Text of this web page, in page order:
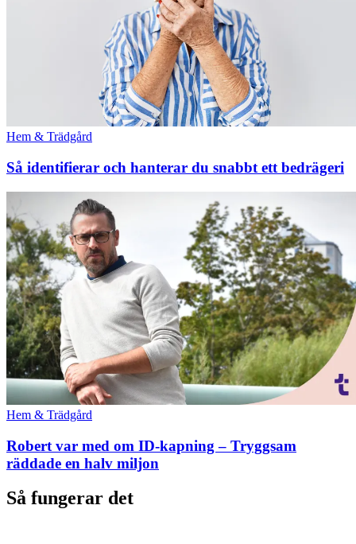
Hem & Trädgård
Så identifierar och hanterar du snabbt ett bedrägeri
Hem & Trädgård
Robert var med om ID-kapning – Tryggsam
räddade en halv miljon
Så fungerar det